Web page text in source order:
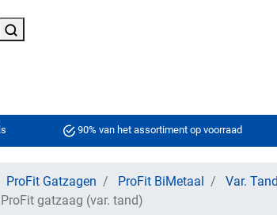
90% van het assortiment op voorraad
ProFit Gatzagen ProFit BiMetaal
Var.
gatzaag (var. tand)